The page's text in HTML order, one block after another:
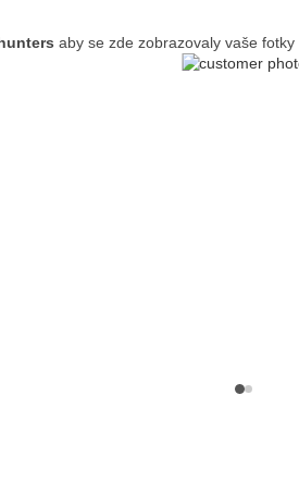
aby se zde zobrazovaly vaše fotky